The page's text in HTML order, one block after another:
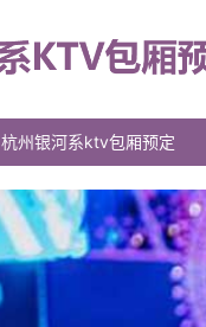
杭州银河系ktv包厢预定